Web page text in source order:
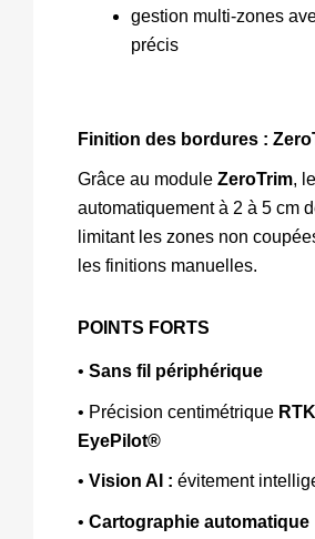
gestion multi‑zones
précis
Finition des bordures :
Grâce au module ZeroTrim,
automatiquement à 2 à 5 cm
limitant les zones non
les finitions manuelles.
POINTS FORTS
• Sans fil périphérique
• Précision centimétrique
EyePilot®
• Vision AI : évitement
• Cartographie automatique